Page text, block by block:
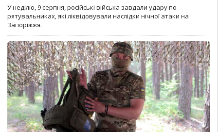
У неділю, 9 серпня, російські війська завдали удару по
рятувальниках, які ліквідовували наслідки нічної атаки на
Запоріжжя.